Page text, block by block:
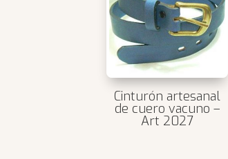
Cinturón artesanal
de cuero vacuno –
Art 2027